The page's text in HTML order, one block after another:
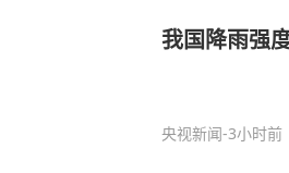
我国降雨强
央视新闻-3小时前